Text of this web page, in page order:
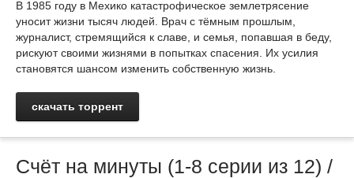
В 1985 году в Мехико катастрофическое землетрясение
уносит жизни тысяч людей. Врач с тёмным прошлым,
журналист, стремящийся к славе, и семья, попавшая в беду,
рискуют своими жизнями в попытках спасения. Их усилия
становятся шансом изменить собственную жизнь.
скачать торрент
Счёт на минуты (1-8 серии из 12) /